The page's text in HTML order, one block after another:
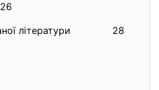
літератури 28